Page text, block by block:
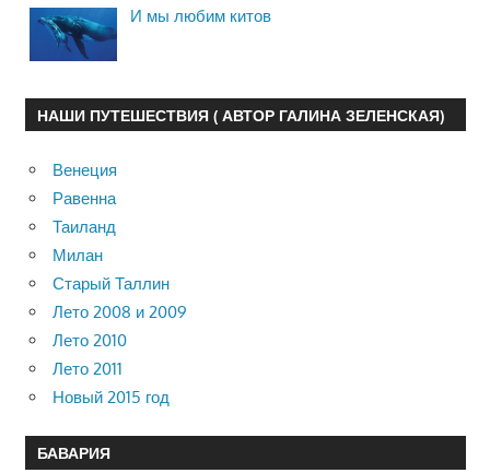
И мы любим китов
НАШИ ПУТЕШЕСТВИЯ ( АВТОР ГАЛИНА ЗЕЛЕНСКАЯ)
Венеция
Равенна
Таиланд
Милан
Старый Таллин
Лето 2008 и 2009
Лето 2010
Лето 2011
Новый 2015 год
БАВАРИЯ